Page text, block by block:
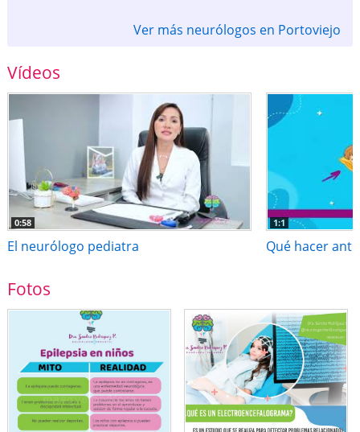
Ver más neurólogos en Portoviejo
Vídeos
0:58
El neurólogo pediatra
1:1
Qué hacer
Fotos